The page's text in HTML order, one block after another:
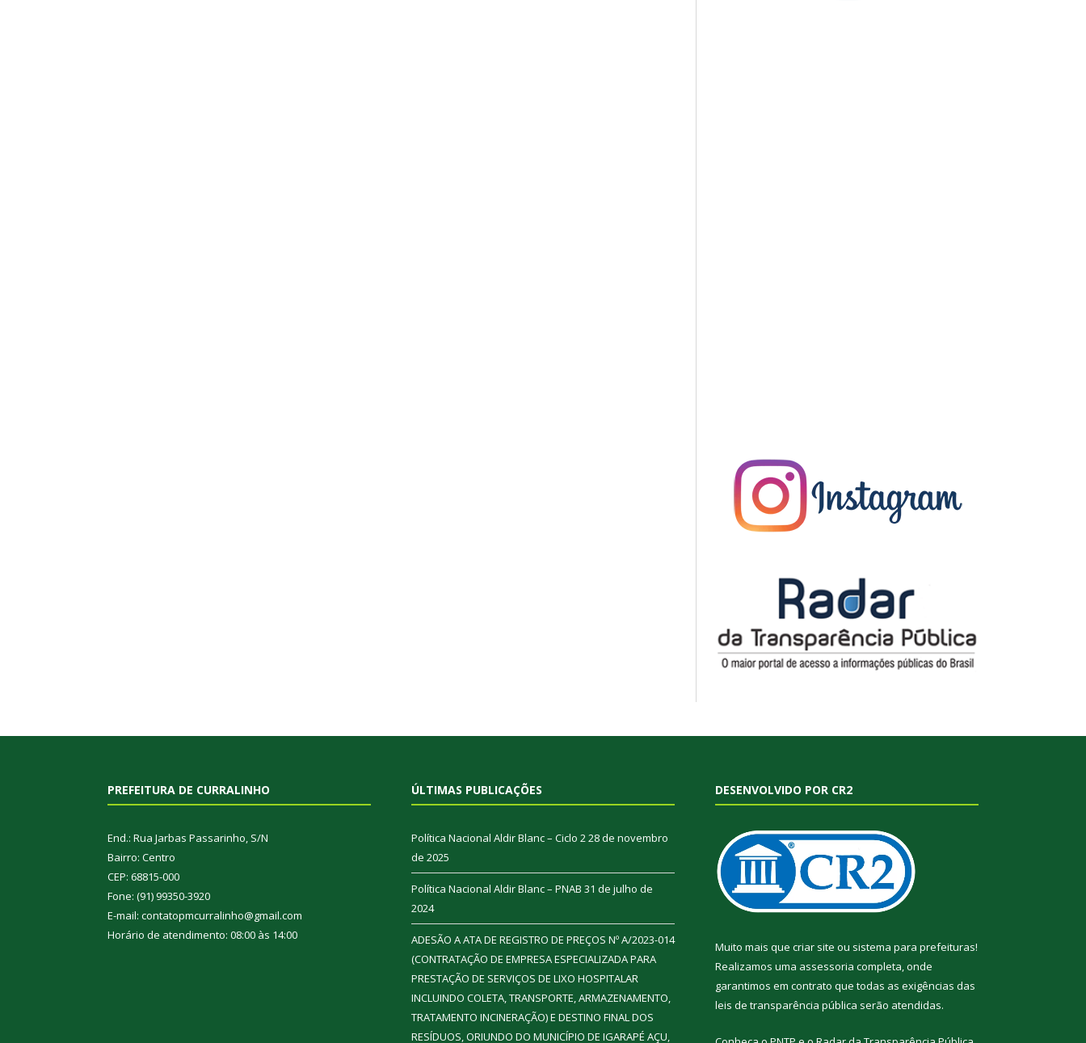
PREFEITURA DE CURRALINHO
End.: Rua Jarbas Passarinho, S/N
Bairro: Centro
CEP: 68815-000
Fone: (91) 99350-3920
E-mail: contatopmcurralinho@gmail.com
Horário de atendimento: 08:00 às 14:00
ÚLTIMAS PUBLICAÇÕES
Política Nacional Aldir Blanc – Ciclo 228 de novembro
de 2025
Política Nacional Aldir Blanc – PNAB 31 de julho de
2024
ADESÃO A ATA DE REGISTRO DE PREÇOS Nº A/2023-014
(CONTRATAÇÃO DE EMPRESA ESPECIALIZADA PARA
PRESTAÇÃO DE SERVIÇOS DE LIXO HOSPITALAR
INCLUINDO COLETA, TRANSPORTE, ARMAZENAMENTO,
TRATAMENTO INCINERAÇÃO) E DESTINO FINAL DOS
RESÍDUOS, ORIUNDO DO MUNICÍPIO DE IGARAPÉ AÇU,
DESENVOLVIDO POR CR2
Muito mais que criar site ou sistema para prefeituras!
Realizamos uma assessoria completa, onde
garantimos em contrato que todas as exigências das
leis de transparência pública serão atendidas.